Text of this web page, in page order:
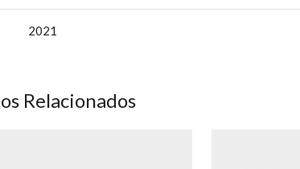
2021
Relacionados